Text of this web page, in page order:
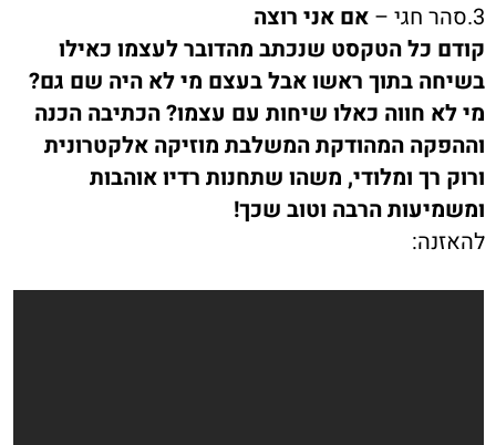
3.סהר חגי –
אם אני רוצה
קודם כל הטקסט שנכתב מהדובר לעצמו כאילו
בשיחה בתוך ראשו אבל בעצם מי לא היה שם גם?
מי לא חווה כאלו שיחות עם עצמו? הכתיבה הכנה
וההפקה המהודקת המשלבת מוזיקה אלקטרונית
ורוק רך ומלודי, משהו שתחנות רדיו אוהבות
ומשמיעות הרבה וטוב שכך!
להאזנה: